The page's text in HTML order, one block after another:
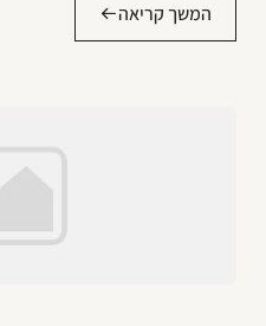
המשך קריאה